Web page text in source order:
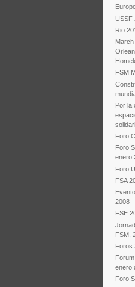
USSF
Rio
FSM
Por la
Foro
Foro
enero
Foro
FSA
2008
FSE
FSM,
Foros
enero
Foro